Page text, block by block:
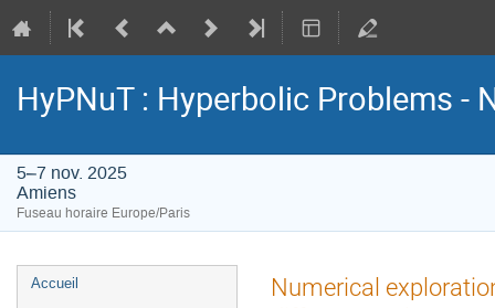
HyPNuT : Hyperbolic Problems -
5–7 nov. 2025
Amiens
Fuseau horaire Europe/Paris
Menu
Accueil
Numerical